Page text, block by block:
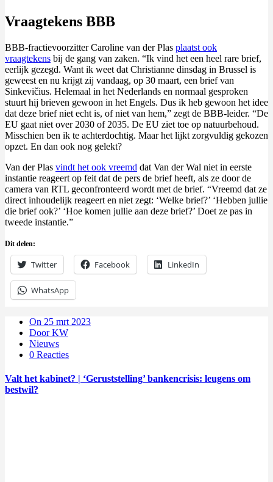
Vraagtekens BBB
BBB-fractievoorzitter Caroline van der Plas plaatst ook
vraagtekens bij de gang van zaken. “Ik vind het een heel rare brief,
eerlijk gezegd. Want ik weet dat Christianne dinsdag in Brussel is
geweest en nu krijgt zij vandaag, op 30 maart, een brief van
Sinkevičius. Helemaal in het Nederlands en normaal gesproken
stuurt hij brieven gewoon in het Engels. Dus ik heb gewoon het idee
dat deze brief niet echt is, of niet van hem,” zegt de BBB-leider. “De
EU gaat niet over 2030 of 2035. De EU ziet toe op natuurbehoud.
Misschien ben ik te achterdochtig. Maar het lijkt zorgvuldig gekozen
opzet. En dan ook nog gelekt?
Van der Plas vindt het ook vreemd dat Van der Wal niet in eerste
instantie reageert op feit dat de pers de brief heeft, als ze door de
camera van RTL geconfronteerd wordt met de brief. “Vreemd dat ze
direct inhoudelijk reageert en niet zegt: ‘Welke brief?’ ‘Hebben jullie
die brief ook?’ ‘Hoe komen jullie aan deze brief?’ Doet ze pas in
tweede instantie.”
Dit delen:
Twitter Facebook LinkedIn
WhatsApp
On 25 mrt 2023
Door KW
Nieuws
0 Reacties
Valt het kabinet? | ‘Geruststelling’ bankencrisis: leugens om
bestwil?